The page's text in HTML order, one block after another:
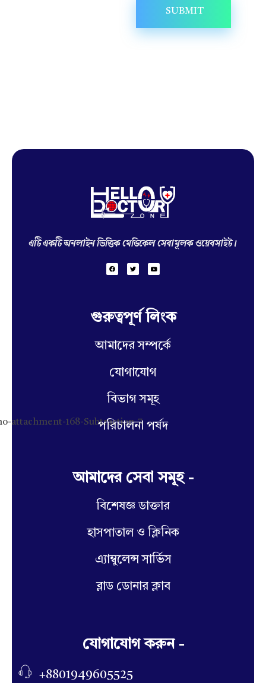
এটি একটি অনলাইন ভিত্তিক মেডিকেল সেবামূলক ওয়েবসাইট।
গুরুত্বপূর্ণ লিংক
আমাদের সম্পর্কে
যোগাযোগ
বিভাগ সমূহ
পরিচালনা পর্ষদ
আমাদের সেবা সমূহ -
বিশেষজ্ঞ ডাক্তার
হাসপাতাল ও ক্লিনিক
এ্যাম্বুলেন্স সার্ভিস
ব্লাড ডোনার ক্লাব
যোগাযোগ করুন -
+8801949605525